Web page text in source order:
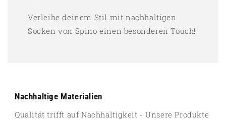
Verleihe deinem Stil mit nachhaltigen
Socken von Spino einen besonderen Touch!
Nachhaltige Materialien
Qualität trifft auf Nachhaltigkeit - Unsere Produkte